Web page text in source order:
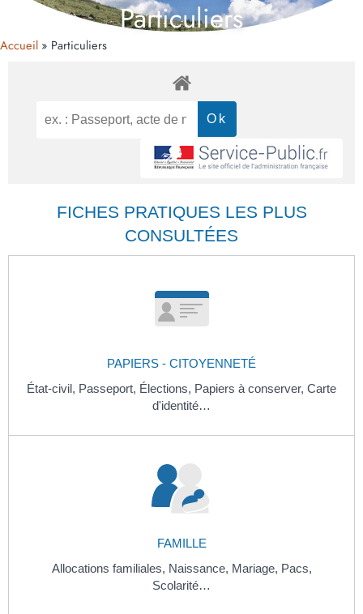
Particuliers
Accueil Particuliers
FICHES PRATIQUES LES PLUS
CONSULTÉES
PAPIERS - CITOYENNETÉ
État-civil, Passeport, Élections, Papiers à conserver, Carte
d'identité…
FAMILLE
Allocations familiales, Naissance, Mariage, Pacs,
Scolarité…